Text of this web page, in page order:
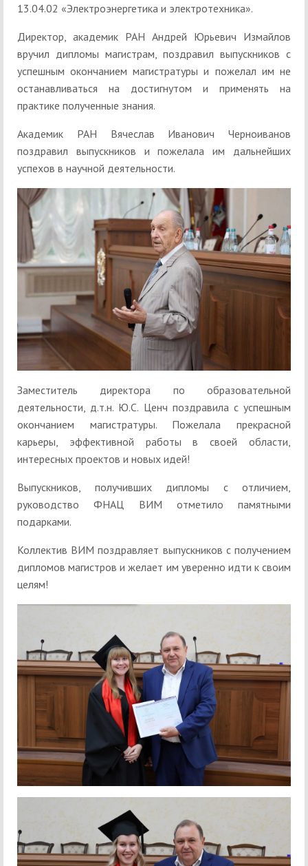
13.04.02 «Электроэнергетика и электротехника».
Директор, академик РАН Андрей Юрьевич Измайлов
вручил дипломы магистрам, поздравил выпускников с
успешным окончанием магистратуры и пожелал им не
останавливаться на достигнутом и применять на
практике полученные знания.
Академик РАН Вячеслав Иванович Черноиванов
поздравил выпускников и пожелала им дальнейших
успехов в научной деятельности.
Заместитель директора по образовательной
деятельности, д.т.н. Ю.С. Ценч поздравила с успешным
окончанием магистратуры. Пожелала прекрасной
карьеры, эффективной работы в своей области,
интересных проектов и новых идей!
Выпускников, получивших дипломы с отличием,
руководство ФНАЦ ВИМ отметило памятными
подарками.
Коллектив ВИМ поздравляет выпускников с получением
дипломов магистров и желает им уверенно идти к своим
целям!